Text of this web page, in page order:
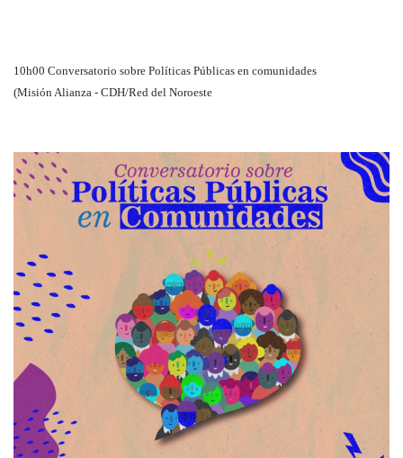
10h00 Conversatorio sobre Políticas Públicas en comunidades
(Misión Alianza - CDH/Red del Noroeste